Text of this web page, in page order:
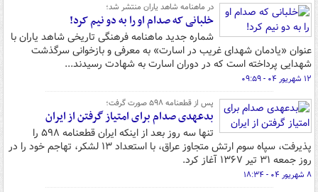
در ماهنامه شاهد یاران منتشر شد؛
خلبانی که صدام او را به دو نیم کرد!
شماره جدید ماهنامه فرهنگی تاریخی شاهد یاران با
عنوان «یادمان شهدای غریب در اسارت» به معرفی و بازخوانی سرگذشت
شهدایی پرداخته است که در دوران اسارت به شهادت رسیدند...
۱۲ شهریور ۰۴ - ۰۹:۵۹
پس از قطعنامه ۵۹۸ صورت گرفت؛
بدعهدی صدام برای امتیاز گرفتن از ایران
تنها سه روز بعد از اینکه ایران قطعنامه ۵۹۸ را
پذیرفت، سپاه سوم ارتش متجاوز عراق، با استعداد ۱۳ لشکر، تهاجم خود را در
روز جمعه ۳۱ تیر ۱۳۶۷ آغاز کرد.
۸ شهریور ۰۴ - ۱۸:۳۴